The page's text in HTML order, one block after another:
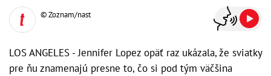
© Zoznam/nast
LOS ANGELES - Jennifer Lopez opäť raz ukázala, že sviatky
pre ňu znamenajú presne to, čo si pod tým väčšina